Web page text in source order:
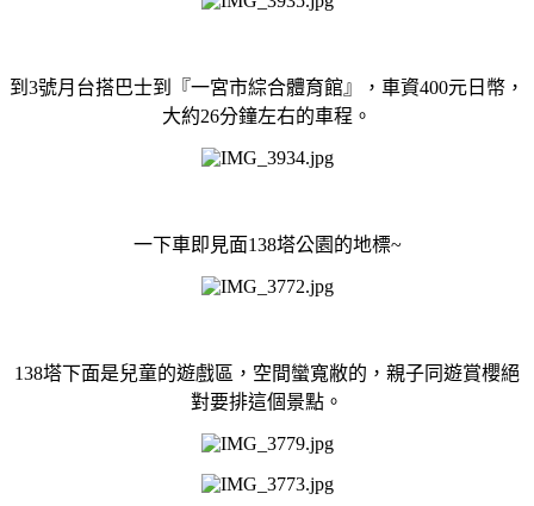
到3號月台搭巴士到『一宮市綜合體育館』，車資400元日幣，
大約26分鐘左右的車程。
一下車即見面138塔公園的地標~
138塔下面是兒童的遊戲區，空間蠻寬敝的，親子同遊賞櫻絕
對要排這個景點。